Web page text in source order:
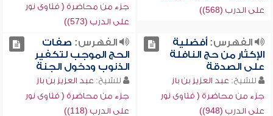
على الدرب (568))
جزء من محاضرة ( فتاوى نور
على الدرب (573))
الفهرس:أفضلية
الإكثار من حج النافلة
على الصدقة
للشيخ: عبد العزيز بن باز
جزء من محاضرة ( فتاوى نور
على الدرب (948))
الفهرس: صفات
الحج الموجب لتكفير
الذنوب ودخول الجنة
للشيخ: عبد العزيز بن باز
جزء من محاضرة ( فتاوى نور
على الدرب (118))